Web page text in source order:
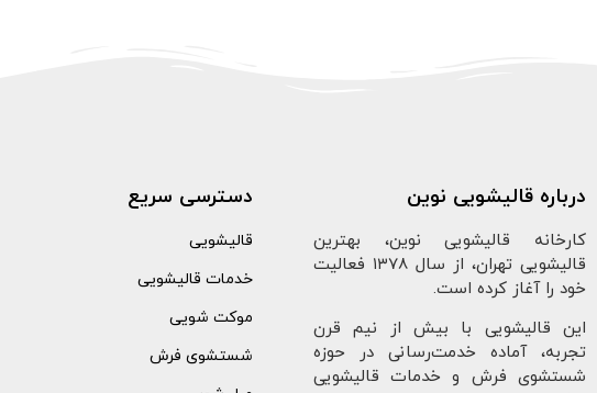
درباره قالیشویی نوین
کارخانه قالیشویی نوین، بهترین
قالیشویی تهران، از سال ۱۳78 فعالیت
خود را آغاز کرده است.
این قالیشویی با بیش از نیم قرن
تجربه، آماده خدمت‌رسانی در حوزه
شستشوی فرش و خدمات قالیشویی
دسترسی سریع
قالیشویی
خدمات قالیشویی
موکت شویی
شستشوی فرش